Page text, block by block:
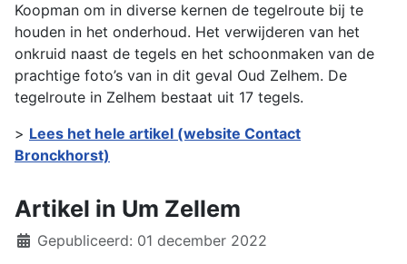
Koopman om in diverse kernen de tegelroute bij te
houden in het onderhoud. Het verwijderen van het
onkruid naast de tegels en het schoonmaken van de
prachtige foto’s van in dit geval Oud Zelhem. De
tegelroute in Zelhem bestaat uit 17 tegels.
> Lees het hele artikel (website Contact
Bronckhorst)
Artikel in Um Zellem
DetailsGepubliceerd: 01 december 2022